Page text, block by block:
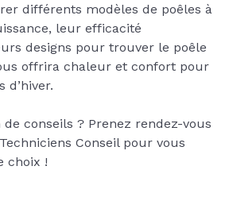
différents modèles de poêles à
leur efficacité
designs pour trouver le poêle
offrira chaleur et confort pour
d’hiver.
de conseils ? Prenez rendez-vous
Conseil pour vous
choix !